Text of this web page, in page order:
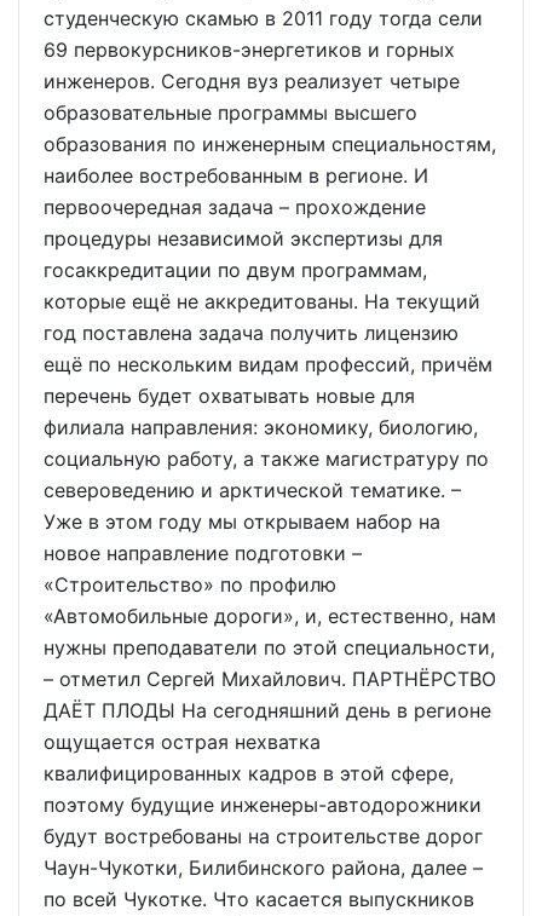
студенческую скамью в 2011 году тогда сели
69 первокурсников-энергетиков и горных
инженеров. Сегодня вуз реализует четыре
образовательные программы высшего
образования по инженерным специальностям,
наиболее востребованным в регионе. И
первоочередная задача – прохождение
процедуры независимой экспертизы для
госаккредитации по двум программам,
которые ещё не аккредитованы. На текущий
год поставлена задача получить лицензию
ещё по нескольким видам профессий, причём
перечень будет охватывать новые для
филиала направления: экономику, биологию,
социальную работу, а также магистратуру по
североведению и арктической тематике. –
Уже в этом году мы открываем набор на
новое направление подготовки –
«Строительство» по профилю
«Автомобильные дороги», и, естественно, нам
нужны преподаватели по этой специальности,
– отметил Сергей Михайлович. ПАРТНЁРСТВО
ДАЁТ ПЛОДЫ На сегодняшний день в регионе
ощущается острая нехватка
квалифицированных кадров в этой сфере,
поэтому будущие инженеры-автодорожники
будут востребованы на строительстве дорог
Чаун-Чукотки, Билибинского района, далее –
по всей Чукотке. Что касается выпускников